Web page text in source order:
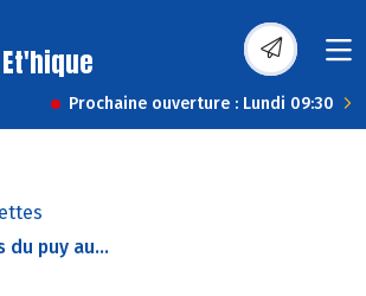
Prochaine ouverture : Lundi 09:30
du puy au...